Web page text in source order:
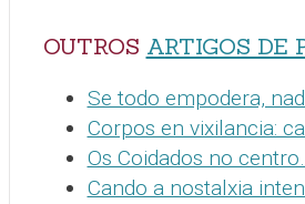
OUTROS ARTIGOS DE
Se todo empodera,
Corpos en vixilancia:
Os Coidados no
Cando a nostalxia